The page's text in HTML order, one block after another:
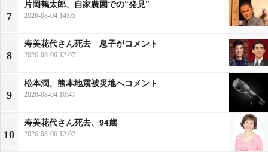
7
片岡鶴太郎、自家農園での“発見”
2026-08-04 14:05
8
寿美花代さん死去 息子がコメント
2026-08-06 12:07
9
松本潤、熊本地震被災地へコメント
2026-08-04 10:47
10
寿美花代さん死去、94歳
2026-08-06 12:02